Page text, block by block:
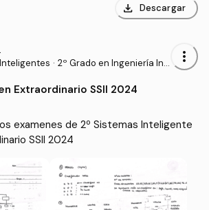
download Descargar
· 2º Grado en Ingeniería Inf
more_vert
Extraordinario SSII 2024
examenes de 2º Sistemas Inteligente
SSII 2024